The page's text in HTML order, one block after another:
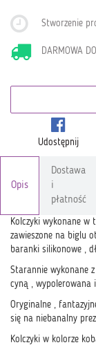
Stworzenie
DARMOWA
Udostępnij
Opis
Dostawa
i
płatność
Kolczyki wykonane w
zawieszone na biglu
baranki silikonowe ,
Starannie wykonane
cyną , wypolerowana
Oryginalne ,
się na niebanalny
Kolczyki w kolorze